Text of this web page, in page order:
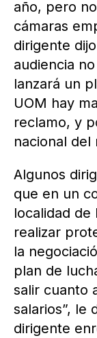
año, pero
cámaras
dirigente
audiencia
lanzará un
UOM hay
reclamo, y
nacional del
Algunos
que en un
localidad de
realizar
la
plan de
salir cuanto
salarios”, le
dirigente